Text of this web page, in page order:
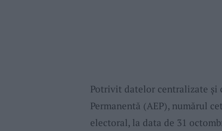
Potrivit datelor centralizate și
Permanentă (AEP), numărul
electoral, la data de 31